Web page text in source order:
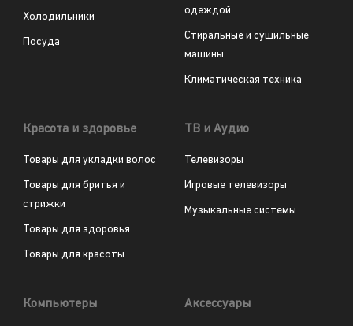
Холодильники
Посуда
одеждой
Стиральные и сушильные
машины
Климатическая техника
Красота и здоровье
Товары для укладки волос
Товары для бритья и
стрижки
Товары для здоровья
Товары для красоты
ТВ и Аудио
Телевизоры
Игровые телевизоры
Музыкальные системы
Компьютеры Аксессуары